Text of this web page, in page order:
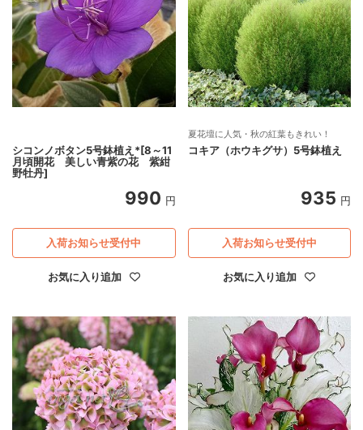
シコンノボタン5号鉢植え*[8～11
月頃開花 美しい青紫の花 紫紺
野牡丹]
990 円
お気に入り追加
入荷お知らせ受付中
夏花壇に人気・秋の紅葉もきれい！
コキア（ホウキグサ）5号鉢植え
935 円
お気に入り追加
入荷お知らせ受付中